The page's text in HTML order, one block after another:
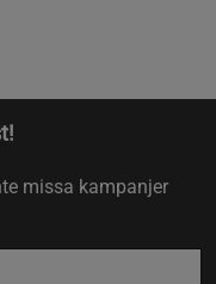
missa kampanjer